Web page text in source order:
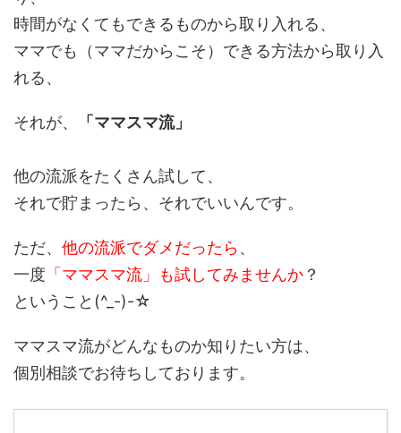
時間がなくてもできるものから取り入れる、
ママでも（ママだからこそ）できる方法から取り入
れる、
それが、 「ママスマ流」
他の流派をたくさん試して、
それで貯まったら、それでいいんです。
ただ、 他の流派でダメだったら、
一度 「ママスマ流」も試してみませんか ？
ということ(^_-)-☆
ママスマ流がどんなものか知りたい方は、
個別相談でお待ちしております。